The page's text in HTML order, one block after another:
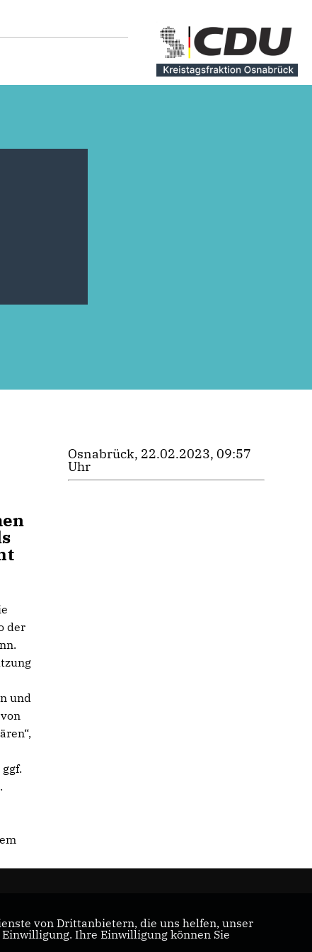
der
und
Osnabrück, 22.02.2023, 09:57
Uhr
von Drittanbietern, die uns helfen, unser
Ihre Einwilligung können Sie